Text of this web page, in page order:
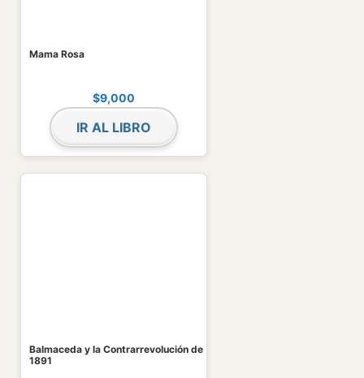
Mama Rosa
$9,000
IR AL LIBRO
Balmaceda y la Contrarrevolución de
1891